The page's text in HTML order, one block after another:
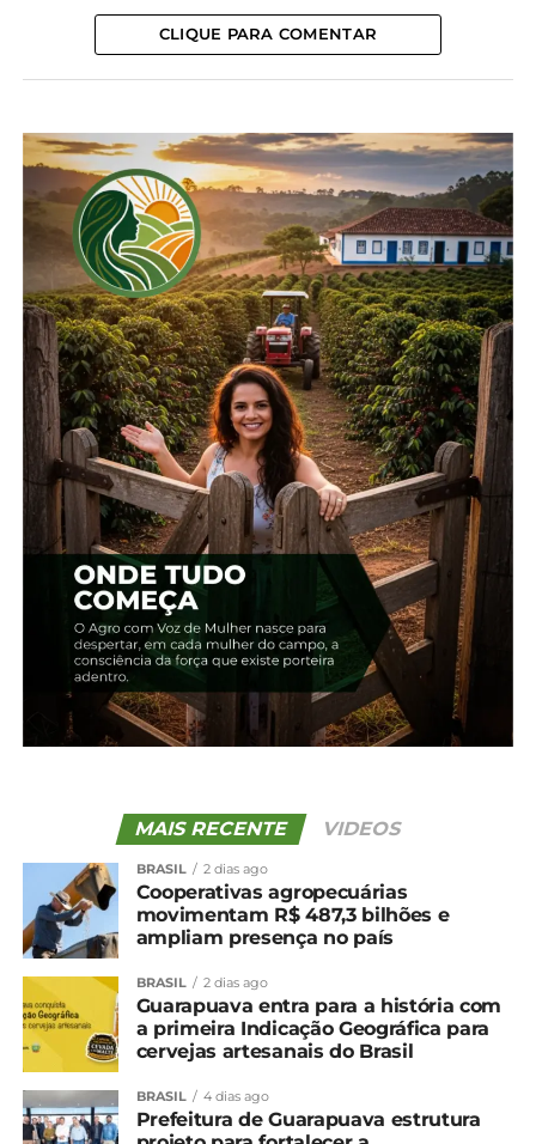
2024/25 está adiantado
em relação ao ano
anterior
19% no Paraná
30 de janeiro, 2024
Em "Paraná"
Colheita de cevada é
interrompida devido as
chuvas no Paraná
13 de novembro, 2024
Em "Paraná"
TÓPICOS RELACIONADOS: AGRICULTURA
AGRO
AGRONEGÓCIO
MILHO PARANÁ SOJA
UP NEXT
Boletim da Seab aponta qualidade no trigo e
avanço nas colheitas de verão
NÃO PERCA
Encontro Estadual vai reunir mais 2 mil
cooperativistas
CLIQUE PARA COMENTAR
MAIS RECENTE VIDEOS
BRASIL 2 dias ago
Cooperativas agropecuárias
movimentam R$ 487,3 bilhões e
ampliam presença no país
BRASIL 2 dias ago
Guarapuava entra para a história com
a primeira Indicação Geográfica para
cervejas artesanais do Brasil
BRASIL 4 dias ago
Prefeitura de Guarapuava estrutura